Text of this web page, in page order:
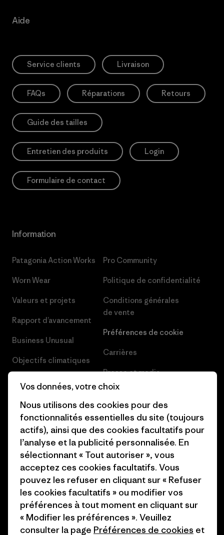
Aide
Service clients Livraison
FAQs Réparations Retours
Guide des tailles
Entretien des produits Login
Formulaire de contact
Information
Patagonia Action Works
Worn Wear
Valeurs et projets
Rapport d’avancement
Business Unusual
Objectifs climatiques
1% For The Planet
Comment nous
finançons
Cartes cadeaux
Nos magasins
Pro Community
Politique de confidentialité
Conditions générales
de vente
Préférences de cookie
Carrières
Presse et media
Industry program
Programme d’affiliation
Patagonia Belgique Plan du
site
© 2026 Patagonia, Inc. All Rights Reserved.
Vos données, votre choix
Nous utilisons des cookies pour des
fonctionnalités essentielles du site (toujours
actifs), ainsi que des cookies facultatifs pour
l’analyse et la publicité personnalisée. En
sélectionnant « Tout autoriser », vous
acceptez ces cookies facultatifs. Vous
pouvez les refuser en cliquant sur « Refuser
les cookies facultatifs » ou modifier vos
préférences à tout moment en cliquant sur
« Modifier les préférences ». Veuillez
consulter la page Préférences de cookies et